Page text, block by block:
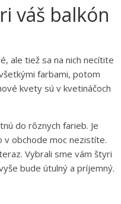
váš balkón
ale tiež sa na nich necítite
farbami, potom
kvety sú v kvetináčoch
do rôznych farieb. Je
v obchode moc nezistíte.
Vybrali sme vám štyri
bude útulný a príjemný.